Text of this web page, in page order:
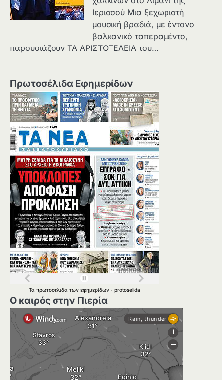
Ιερισσού Μια ξεχωριστή
μουσική βραδιά, με έντονο
βαλκανικό ταπεραμέντο,
παρουσιάζουν ΤΑ ΑΡΙΣΤΟΤΕΛΕΙΑ του…
Πρωτοσέλιδα Εφημερίδων
Τα πρωτοσέλιδα των εφημερίδων - protoselida
Ο καιρός στην Πιερία